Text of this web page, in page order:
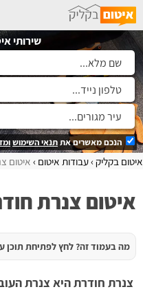
שירותי
הנכם מאשרים אתתנאי השימוש
איטום בקליק עבודות איטום איטום
איטום צנרת
מה בעמוד זה? לחץ לפתיחת תוכן
צנרת חודרת היא צנרת